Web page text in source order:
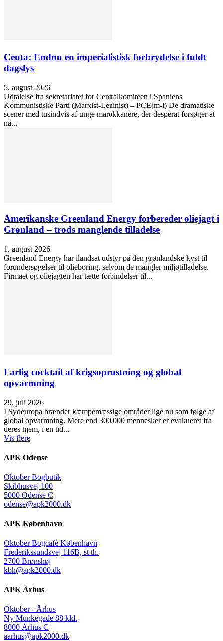
Ceuta: Endnu en imperialistisk forbrydelse i fuldt
dagslys
5. august 2026
Udtalelse fra sekretariatet for Centralkomiteen i Spaniens
Kommunistiske Parti (Marxist-Leninist) – PCE(m-l) De dramatiske
scener med tusindvis af unge marokkanere, der desperat forsøger at
nå...
Amerikanske Greenland Energy forbereder oliejagt i
Grønland – trods manglende tilladelse
1. august 2026
Greenland Energy har ilandsat udstyr på den grønlandske kyst til
forundersøgelser til olieboring, selvom de mangler miljøtilladelse.
Firmaet og oliejagten har tætte forbindelser til...
Farlig cocktail af krigsoprustning og global
opvarmning
29. juli 2026
I Sydeuropa brænder kæmpemæssige områder lige nu som følge af
global opvarmning. Mere end 300.000 mennesker er evakueret fra
deres hjem, i en tid...
Vis flere
APK Odense
Oktober Bogbutik
Skibhusvej 100
5000 Odense C
odense@apk2000.dk
APK København
Oktober Bogcafé København
Frederikssundsvej 116B, st th.
2700 Brønshøj
kbh@apk2000.dk
APK Århus
Oktober - Århus
Ny Munkegade 88 kld.
8000 Århus C
aarhus@apk2000.dk